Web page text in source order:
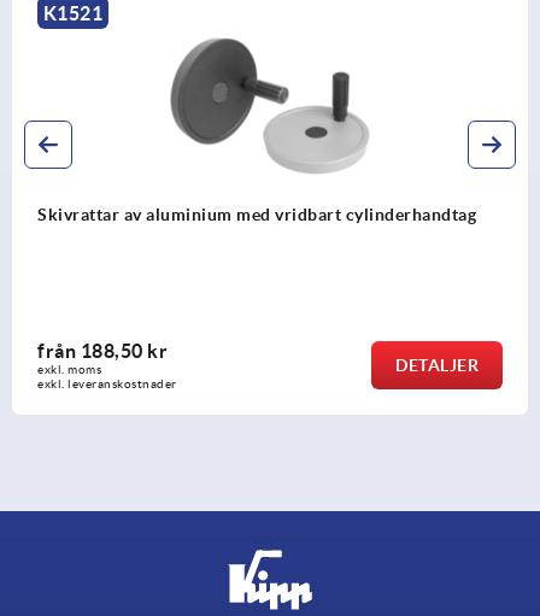
K0161
Skivrattar i aluminium, svart pulverlackerade
från104,87 kr
exkl. moms
exkl. leveranskostnader
DETALJER